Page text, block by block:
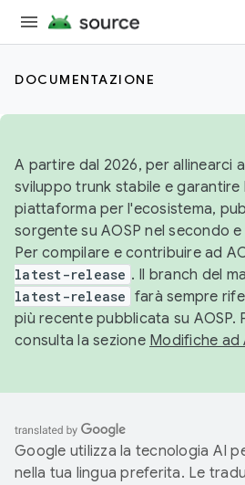
DOCUMENTAZIONE
A partire dal 2026, per allinearci
sviluppo trunk stabile e garantire
piattaforma per l'ecosistema,
sorgente su AOSP nel secondo
Per compilare e contribuire ad
latest-release . Il branch del
latest-release farà sempre
più recente pubblicata su AOSP.
consulta la sezione Modifiche ad
Google utilizza la tecnologia AI
nella tua lingua preferita. Le